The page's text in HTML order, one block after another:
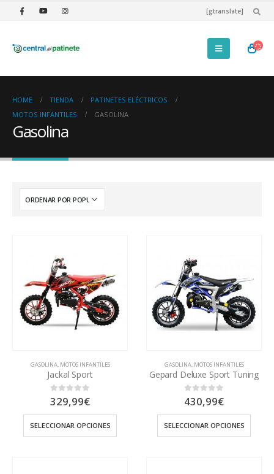
[gtranslate]
HOME TIENDA
PATINETES ELÉCTRICOS
MOTOS INFANTILES
GASOLINA
Gasolina
GASOLINA, MOTOS INFANTILES
Jackal Sport
0out of 5
329,99€
SELECCIONAR OPCIONES
GASOLINA, MOTOS INFANTILES
Gepard Deluxe Sport Tuning
0out of 5
430,99€
SELECCIONAR OPCIONES